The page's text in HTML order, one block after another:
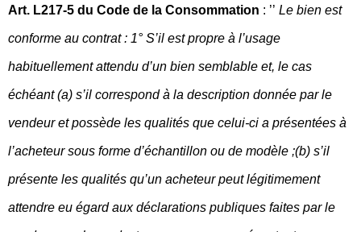
Art. L217-5 du Code de la Consommation : ’’ Le bien est
conforme au contrat : 1° S’il est propre à l’usage
habituellement attendu d’un bien semblable et, le cas
échéant (a) s’il correspond à la description donnée par le
vendeur et possède les qualités que celui-ci a présentées à
l’acheteur sous forme d’échantillon ou de modèle ;(b) s’il
présente les qualités qu’un acheteur peut légitimement
attendre eu égard aux déclarations publiques faites par le